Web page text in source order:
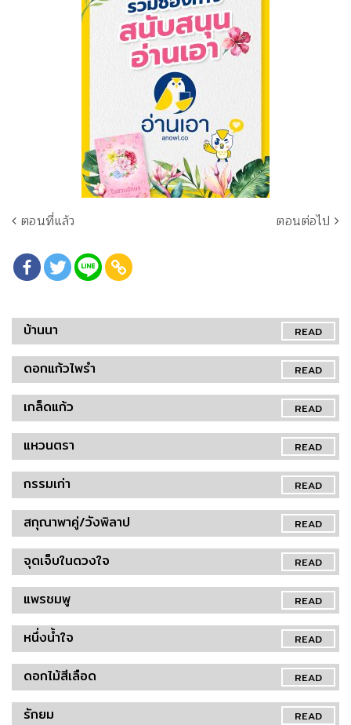
ตอนที่แล้ว ตอนต่อไป
READ
บ้านนา
READ
ดอกแก้วไพรำ
READ
เกล็ดแก้ว
READ
แหวนตรา
READ
กรรมเก่า
READ
สกุณาพาคู่/วังพิลาป
READ
จุดเจ็บในดวงใจ
READ
แพรชมพู
READ
หนึ่งน้ำใจ
READ
ดอกไม้สีเลือด
READ
รักยม